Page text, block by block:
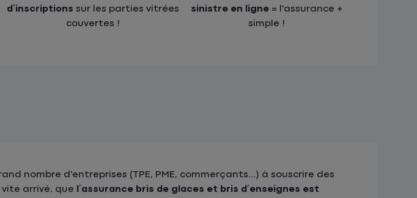
d’inscriptions sur les parties vitrées
couvertes !
sinistre en ligne = l'assurance +
simple !
nombre d'entreprises (TPE, PME, commerçants...) à souscrire des
arrivé, que l’assurance bris de glaces et bris d’enseignes est